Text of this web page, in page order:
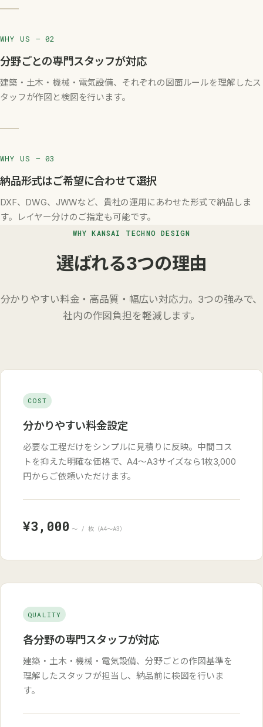
WHY US — 02
分野ごとの専門スタッフが対応
建築・土木・機械・電気設備、それぞれの図面ルールを理解したス
タッフが作図と検図を行います。
WHY US — 03
納品形式はご希望に合わせて選択
DXF、DWG、JWWなど、貴社の運用にあわせた形式で納品しま
す。レイヤー分けのご指定も可能です。
WHY KANSAI TECHNO DESIGN
選ばれる3つの理由
分かりやすい料金・高品質・幅広い対応力。3つの強みで、
社内の作図負担を軽減します。
COST
分かりやすい料金設定
必要な工程だけをシンプルに見積りに反映。中間コス
トを抑えた明確な価格で、A4〜A3サイズなら1枚3,000
円からご依頼いただけます。
¥3,000 〜 / 枚（A4〜A3）
QUALITY
各分野の専門スタッフが対応
建築・土木・機械・電気設備、分野ごとの作図基準を
理解したスタッフが担当し、納品前に検図を行いま
す。